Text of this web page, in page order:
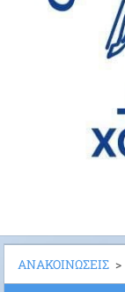
ΑΝΑΚΟΙΝΩΣΕΙΣ >